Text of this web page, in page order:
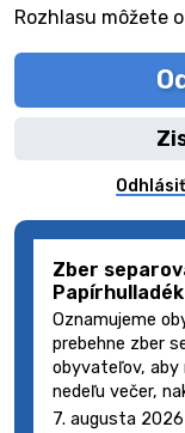
Rozhlasu môžete
Zber
Oznamujeme
prebehne zber
obyvateľov, aby
nedeľu večer,
7. augusta